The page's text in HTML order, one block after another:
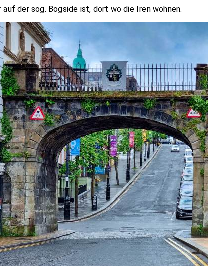
der sog. Bogside ist, dort wo die Iren wohnen.